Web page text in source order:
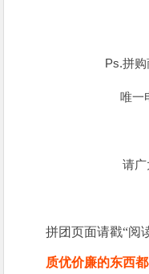
Ps.拼
唯
请
拼团页面请戳“阅
质优价廉的东西